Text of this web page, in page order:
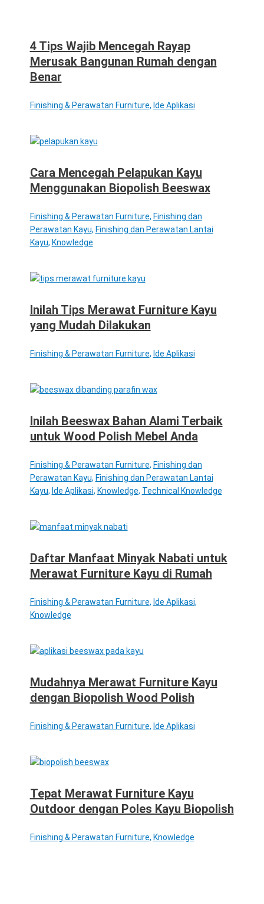
4 Tips Wajib Mencegah Rayap
Merusak Bangunan Rumah dengan
Benar
Finishing & Perawatan Furniture, Ide Aplikasi
Cara Mencegah Pelapukan Kayu
Menggunakan Biopolish Beeswax
Finishing & Perawatan Furniture, Finishing dan
Perawatan Kayu, Finishing dan Perawatan Lantai
Kayu, Knowledge
Inilah Tips Merawat Furniture Kayu
yang Mudah Dilakukan
Finishing & Perawatan Furniture, Ide Aplikasi
Inilah Beeswax Bahan Alami Terbaik
untuk Wood Polish Mebel Anda
Finishing & Perawatan Furniture, Finishing dan
Perawatan Kayu, Finishing dan Perawatan Lantai
Kayu, Ide Aplikasi, Knowledge, Technical Knowledge
Daftar Manfaat Minyak Nabati untuk
Merawat Furniture Kayu di Rumah
Finishing & Perawatan Furniture, Ide Aplikasi,
Knowledge
Mudahnya Merawat Furniture Kayu
dengan Biopolish Wood Polish
Finishing & Perawatan Furniture, Ide Aplikasi
Tepat Merawat Furniture Kayu
Outdoor dengan Poles Kayu Biopolish
Finishing & Perawatan Furniture, Knowledge